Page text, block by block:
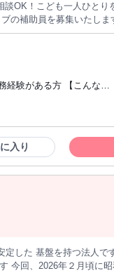
OK！こども一人ひとり
の補助員を募集いたし
ごせる 居場所づくり （
ート ●教室の清掃・消
タッフがしっかりサポ
なやりがい を感じられま
ません。 ご了承ください。
る方 【こんな方
い主婦(夫)さん ☆ブラン
saiyopolicy/
入り
事